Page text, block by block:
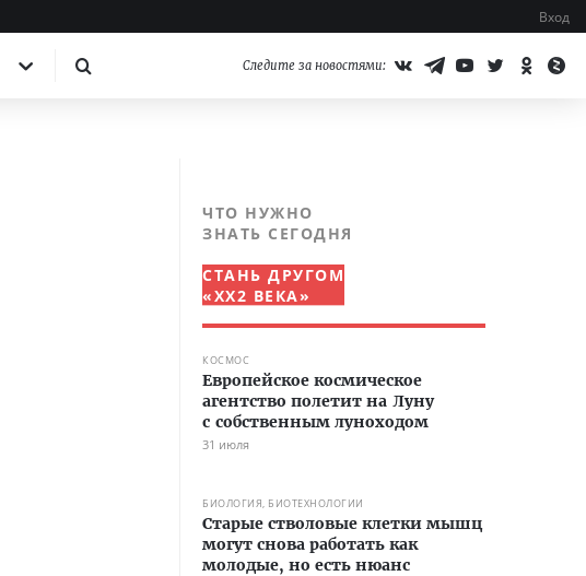
Вход
Следите за новостями:
ЧТО НУЖНО
ЗНАТЬ СЕГОДНЯ
СТАНЬ ДРУГОМ
«XX2 ВЕКА»
КОСМОС
Европейское космическое
агентство полетит на Луну
с собственным луноходом
31 июля
БИОЛОГИЯ, БИОТЕХНОЛОГИИ
Старые стволовые клетки мышц
могут снова работать как
молодые, но есть нюанс